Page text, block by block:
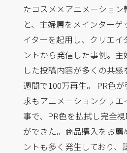
たコスメ×アニメーション
と、主婦層をメインターゲ
イターを起用し、クリエイ
ントから発信した事例。
した投稿内容が多くの共感
週間で100万再生。 PR色
求もアニメーションクリエ
事で、PR色を払拭し完全
ができた。商品購入をお薦
ントも多く発生しており、